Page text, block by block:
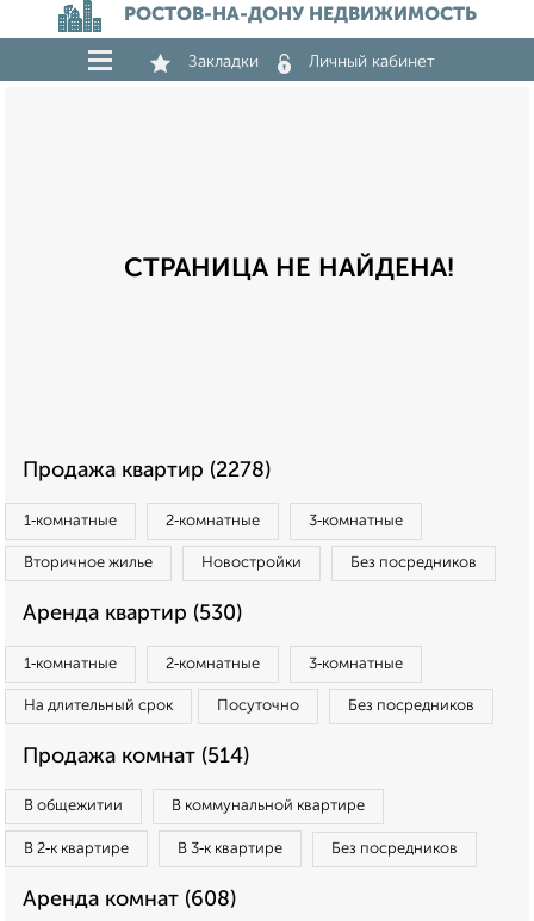
РОСТОВ-НА-ДОНУ НЕДВИЖИМОСТЬ
Закладки Личный кабинет
СТРАНИЦА НЕ НАЙДЕНА!
Продажа квартир (2278)
1‑комнатные 2‑комнатные 3‑комнатные
Вторичное жилье Новостройки Без посредников
Аренда квартир (530)
1‑комнатные 2‑комнатные 3‑комнатные
На длительный срок Посуточно Без посредников
Продажа комнат (514)
В общежитии В коммунальной квартире
В 2‑к квартире В 3‑к квартире Без посредников
Аренда комнат (608)